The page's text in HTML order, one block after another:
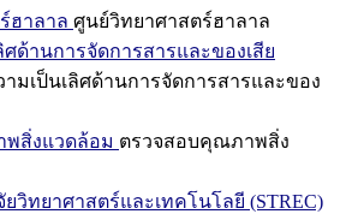
ฮาลาล ศูนย์วิทยาศาสตร์ฮาลาล
ด้านการจัดการสารและของเสีย
มเป็นเลิศด้านการจัดการสารและของ
สิ่งแวดล้อม ตรวจสอบคุณภาพสิ่ง
วิทยาศาสตร์และเทคโนโลยี (STREC)